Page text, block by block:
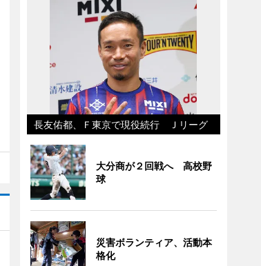
長友佑都、Ｆ東京で現役続行 Ｊリーグ
大分商が２回戦へ 高校野
球
災害ボランティア、活動本
格化